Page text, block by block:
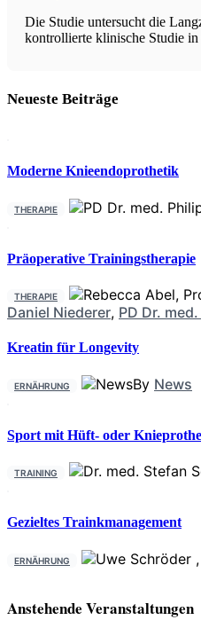
Die Studie untersucht die
kontrollierte klinische Studie
Neueste Beiträge
Moderne Knieendoprothetik
THERAPIE
Präoperative Trainingstherapie
THERAPIE
Daniel Niederer, PD Dr.
Kreatin für Longevity
ERNÄHRUNG By News
Sport mit Hüft- oder
TRAINING
Gezieltes Trainkmanagement
ERNÄHRUNG
Anstehende Veranstaltungen